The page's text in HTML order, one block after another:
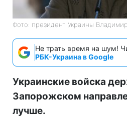
Фото: президент Украины
Не трать время на шум!
РБК-Украина в Google
Украинские войска
Запорожском
лучше.